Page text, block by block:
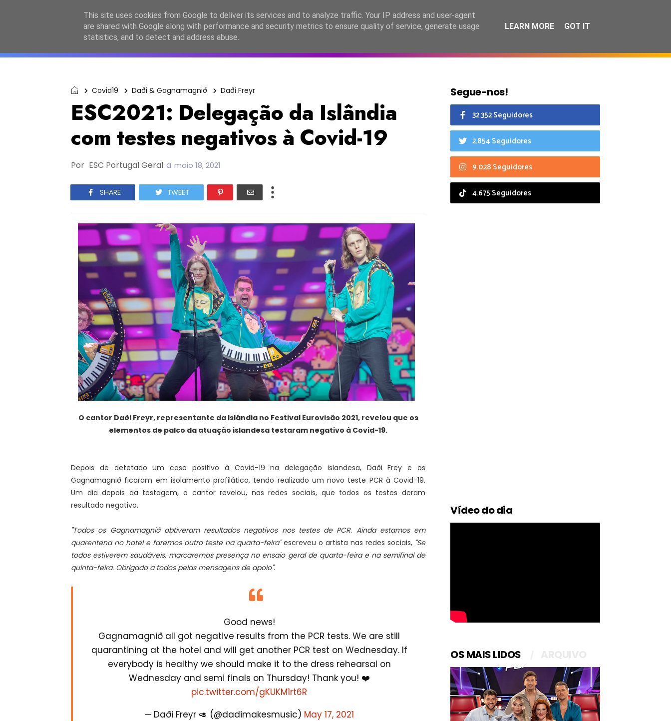
ESC2027 JESC2026 FC2026 EASC2026 PORTUGAL LANÇAMENTOS ESPECIAIS CALENDÁRIO
Covid19 Daði & Gagnamagnið Daði Freyr
ESC2021: Delegação da Islândia
com testes negativos à Covid-19
Por ESC Portugal Geral a maio 18, 2021
SHARE TWEET
O cantor Daði Freyr, representante da Islândia no Festival Eurovisão 2021, revelou que os
elementos de palco da atuação islandesa testaram negativo à Covid-19.
Depois de detetado um caso positivo à Covid-19 na delegação islandesa, Daði Frey e os
Gagnamagnið ficaram em isolamento profilático, tendo realizado um novo teste PCR à Covid-19.
Um dia depois da testagem, o cantor revelou, nas redes sociais, que todos os testes deram
resultado negativo.
"Todos os Gagnamagnið obtiveram resultados negativos nos testes de PCR. Ainda estamos em
quarentena no hotel e faremos outro teste na quarta-feira"escreveu o artista nas redes sociais, "Se
todos estiverem saudáveis, marcaremos presença no ensaio geral de quarta-feira e na semifinal de
quinta-feira. Obrigado a todos pelas mensagens de apoio".
Good news!
Gagnamagnið all got negative results from the PCR tests. We are still
quarantining at the hotel and will get another PCR test on Wednesday. If
everybody is healthy we should make it to the dress rehearsal on
Wednesday and semi finals on Thursday! Thank you! ❤️
pic.twitter.com/gKUKM1rt6R
— Daði Freyr 🥑 (@dadimakesmusic) May 17, 2021
Segue-nos!
32.352 Seguidores
2.854 Seguidores
9.028 Seguidores
4.675 Seguidores
Vídeo do dia
OS MAIS LIDOS
This site uses cookies from Google to deliver its services and to analyze traffic. Your IP address and user-agent
are shared with Google along with performance and security metrics to ensure quality of service, generate usage
statistics, and to detect and address abuse.
LEARN MORE GOT IT